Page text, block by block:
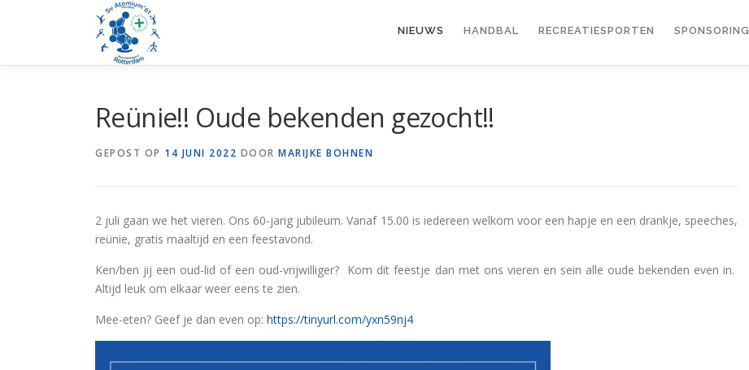
inhoud
NIEUWS HANDBAL RECREATIESPORTEN SPONSORING
Reünie!! Oude bekenden gezocht!!
GEPOST OP 14 JUNI 2022 DOOR MARIJKE BOHNEN
2 juli gaan we het vieren. Ons 60-jarig jubileum. Vanaf 15.00 is iedereen welkom voor een hapje en een drankje, speeches,
reünie, gratis maaltijd en een feestavond.
Ken/ben jij een oud-lid of een oud-vrijwilliger? Kom dit feestje dan met ons vieren en sein alle oude bekenden even in.
Altijd leuk om elkaar weer eens te zien.
Mee-eten? Geef je dan even op: https://tinyurl.com/yxn59nj4